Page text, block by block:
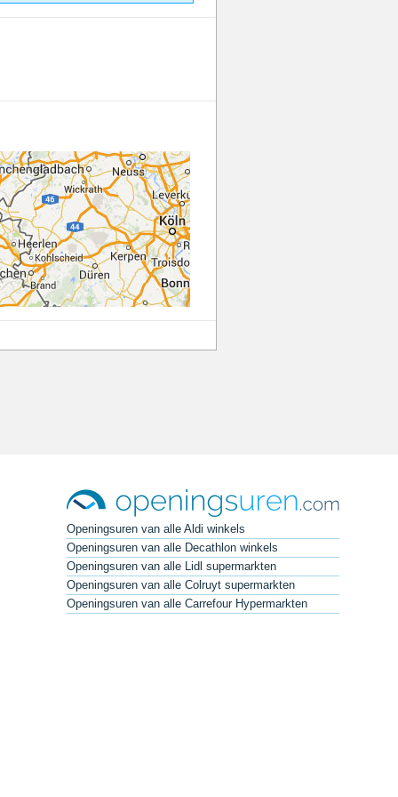
Openingsuren van alle Aldi winkels
Openingsuren van alle Decathlon winkels
Openingsuren van alle Lidl supermarkten
Openingsuren van alle Colruyt supermarkten
Openingsuren van alle Carrefour Hypermarkten